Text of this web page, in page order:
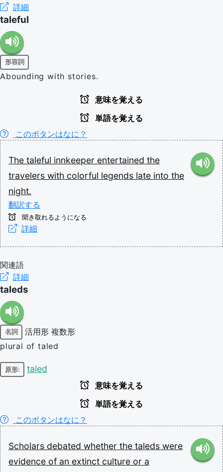
詳細
taleful
形容詞
Abounding with stories.
意味を覚える
単語を覚える
このボタンはなに？
The taleful innkeeper entertained the
travelers with colorful legends late into the
night.
翻訳する
聞き取れるようになる
詳細
関連語
詳細
taleds
名詞 活用形 複数形
plural of taled
原形: taled
意味を覚える
単語を覚える
このボタンはなに？
Scholars debated whether the taleds were
evidence of an extinct culture or a